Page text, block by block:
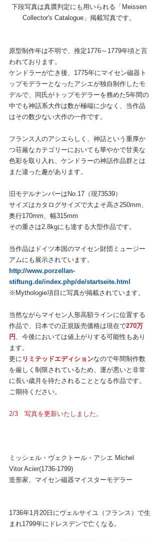
下段写真は真贋判定にも用いられる「Meissen
Collector's Catalogue」掲載写真です。
原型制作年は不明で、推定1776～1779年頃と言
われております。
ケンドラーが亡き後、1775年にマイセン磁器ト
ップモデラーとなったアシエが独自制作したモ
デルで、同氏がトップモデラーを務めた5年間の
中でも神話系大作は数が極端に少なく、当作品
はその数少ない大作の一作です。
フランス人のアシエらしく、神話という重厚か
つ荘厳なカテゴリーにおいても華やかで甘美な
色彩を取り入れ、ケンドラーの神話作品群とは
また違った趣があります。
旧モデルナンバーはNo.17（現73539）
サイズはカタログサイズで大よそ高さ250mm、
奥行170mm、幅315mm
その重さは2.8kgにも達する大型作品です。
当作品はドイツ本国のマイセン財団ミュージー
アムにも展示されています。
http://www.porzellan-
stiftung.de/index.php/de/startseite.html
※Mythologie項目に写真が掲載されています。
当然ながらマイセン人形高額ラインに位置する
作品で、日本での正規販売価格は現在で270万
円
、今後においては値上がりする可能性もあり
ます。
更に リミテッドエディションなので年間制作数
を厳しく制限されているため、運が悪いと非常
に長い歳月を待たされることとなる作品です。
ご期待ください。
2/3　写真を更新いたしました。
ミッシェル・ヴェクトール・アシエ Michel
Vitor Acier(1736-1799)
造形家、マイセン磁器マイスターモデラー
1736年1月20日にヴェルサイユ（フランス）で生
まれ1799年にドレスデンで亡くなる。